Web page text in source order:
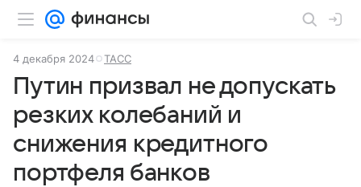
4 декабря 2024 ТАСС
Путин призвал не допускать
резких колебаний и
снижения кредитного
портфеля банков